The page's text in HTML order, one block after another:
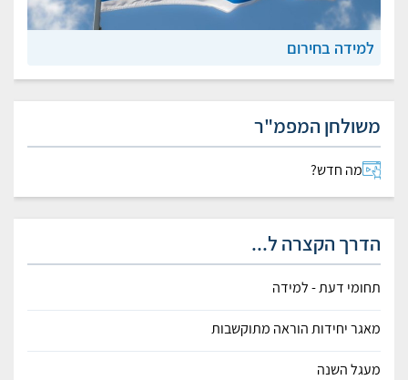
למידה בחירום
משולחן המפמ"ר
מה חדש?
הדרך הקצרה ל...
תחומי דעת - למידה
מאגר יחידות הוראה מתוקשבות
מעגל השנה